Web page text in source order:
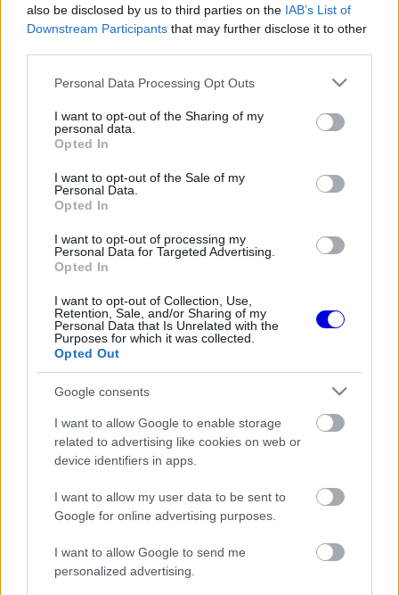
also be disclosed by us to third parties on the IAB’s List of
Downstream Participants that may further disclose it to other
Please note that this website/app uses one or more Google
not limited to your visit or usage behaviour. You may click to
grant or deny consent to Google and its third-party tags to
use your data for below specified purposes in below Google
consent section.
Personal Data Processing Opt Outs
I want to opt-out of the Sharing of my
personal data.
Opted In
I want to opt-out of the Sale of my
Personal Data.
Opted In
I want to opt-out of processing my
Personal Data for Targeted Advertising.
Opted In
I want to opt-out of Collection, Use,
Retention, Sale, and/or Sharing of my
Personal Data that Is Unrelated with the
Purposes for which it was collected.
Opted Out
Google consents
I want to allow Google to enable storage
related to advertising like cookies on web or
device identifiers in apps.
I want to allow my user data to be sent to
Google for online advertising purposes.
I want to allow Google to send me
personalized advertising.
@versenyeznikenevagymi 2025. 11. 03. 09:42 (szerkesztve)
tempójának"
Hát jó, így is mondhatjuk hogy BEA 2x állt ki VER
meg csak 1x. Végül is ez a RB tempója volt...A
boxban való előzés is előzés, csak hát azért
mégsem a pályán történt...
0 Némítás Válasz
Friss tartalmakért kövessetek minket a Google
Híreken is.
FRISS HÍREK
Fájdalmas döntésre készül a Red Bull az új
szabályok miatt